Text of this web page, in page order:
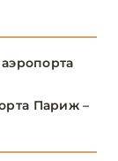
Париж –